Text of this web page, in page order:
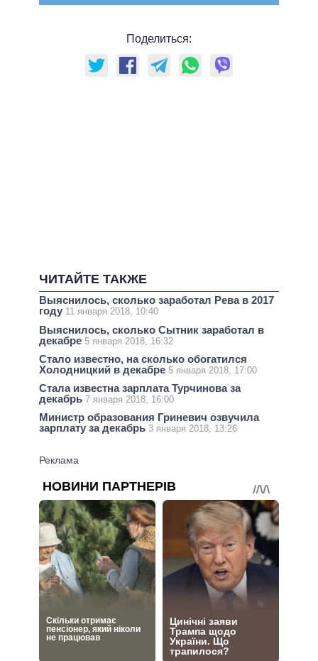
Поделиться:
ЧИТАЙТЕ ТАКЖЕ
Выяснилось, сколько заработал Рева в 2017
году 11 января 2018, 10:40
Выяснилось, сколько Сытник заработал в
декабре 5 января 2018, 16:32
Стало известно, на сколько обогатился
Холодницкий в декабре 5 января 2018, 17:00
Стала известна зарплата Турчинова за
декабрь 7 января 2018, 16:00
Министр образования Гриневич озвучила
зарплату за декабрь 3 января 2018, 13:26